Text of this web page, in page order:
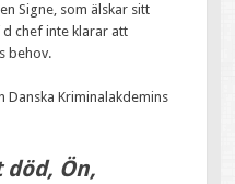
Signe, som älskar sitt
chef inte klarar att
behov.
Kriminalakdemins
död, Ön,